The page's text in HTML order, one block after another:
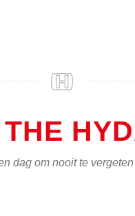
dag om nooit te vergeten